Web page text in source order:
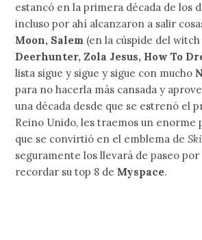
estancó en la primera década de los
incluso por ahí alcanzaron a salir
Moon, Salem (en la cúspide del witch
Deerhunter, Zola Jesus, How To
lista sigue y sigue y sigue con mucho
para no hacerla más cansada y
una década desde que se estrenó el
Reino Unido, les traemos un enorme
que se convirtió en el emblema de
seguramente los llevará de paseo
recordar su top 8 de Myspace.